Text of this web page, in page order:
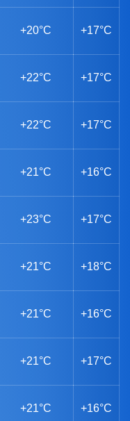
+20°C +17°C
+22°C +17°C
+22°C +17°C
+21°C +16°C
+23°C +17°C
+21°C +18°C
+21°C +16°C
+21°C +17°C
+21°C +16°C